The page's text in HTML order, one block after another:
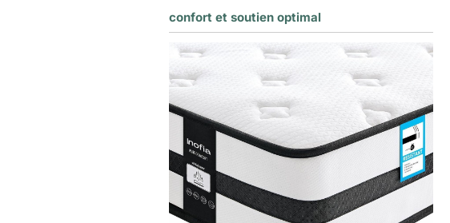
confort et soutien optimal